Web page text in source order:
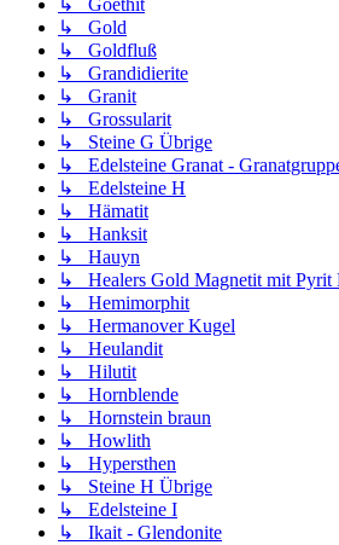
↳ Gold
↳ Goldfluß
↳ Grandidierite
↳ Granit
↳ Grossularit
↳ Steine G Übrige
↳ Edelsteine Granat -
↳ Edelsteine H
↳ Hämatit
↳ Hanksit
↳ Hauyn
↳ Healers Gold Magnetit mit Pyrit
↳ Hemimorphit
↳ Hermanover Kugel
↳ Heulandit
↳ Hilutit
↳ Hornblende
↳ Hornstein braun
↳ Howlith
↳ Hypersthen
↳ Steine H Übrige
↳ Edelsteine I
↳ Ikait - Glendonite